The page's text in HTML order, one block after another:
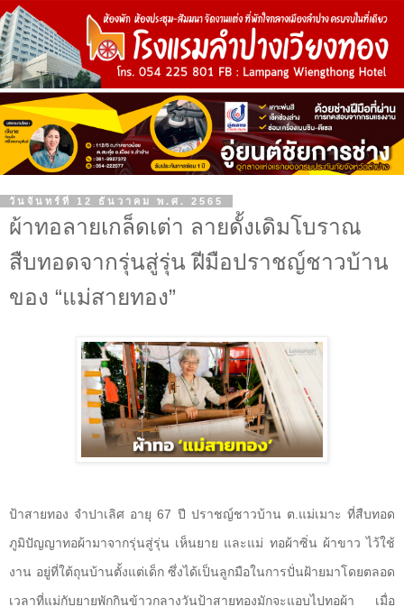
วันจันทร์ที่ 12 ธันวาคม พ.ศ. 2565
ผ้าทอลายเกล็ดเต่า ลายดั้งเดิมโบราณ
สืบทอดจากรุ่นสู่รุ่น ฝีมือปราชญ์ชาวบ้าน
ของ “แม่สายทอง”
ป้าสายทอง จำปาเลิศ อายุ 67 ปี ปราชญ์ชาวบ้าน ต.แม่เมาะ ที่สืบทอด
ภูมิปัญญาทอผ้ามาจากรุ่นสู่รุ่น เห็นยาย และแม่ ทอผ้าซิ่น ผ้าขาว ไว้ใช้
งาน อยู่ที่ใต้ถุนบ้านตั้งแต่เด็ก ซึ่งได้เป็นลูกมือในการปั่นฝ้ายมาโดยตลอด
เวลาที่แม่กับยายพักกินข้าวกลางวันป้าสายทองมักจะแอบไปทอผ้า เมื่อ